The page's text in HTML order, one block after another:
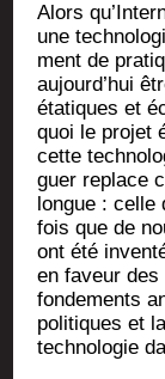
Alors
une
ment de
aujourd’hui
éta­tiques et
quoi le pro­jet
cette
guer replace
longue :
fois que de
ont été
en faveur
fon­de­ments
poli­tiques et
tech­no­lo­gie